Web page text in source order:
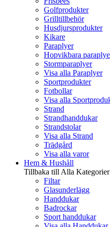
Golfprodukter
Grilltillbehör
Husdjursprodukter
Kikare
Paraplyer
Hopvikbara
Stormparaplyer
Visa alla Paraplyer
Sportprodukter
Fotbollar
Visa alla
Strand
Strandhanddukar
Strandstolar
Visa alla Strand
Trädgård
Visa alla varor
Hem & Hushåll
Tillbaka till Alla Kategorier
Filtar
Glasunderlägg
Handdukar
Badrockar
Sport handdukar